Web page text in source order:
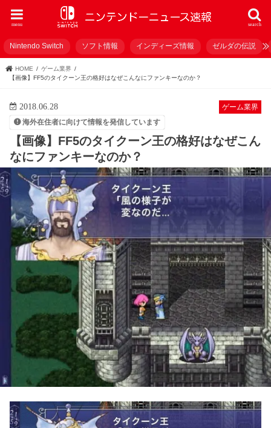
search
menu
Nintendo Switch ソフト情報 インディーズ情報 ゼルダの伝説
HOME
ゲーム業界
【画像】FF5のタイクーン王の格好はなぜこんなにファンキーなのか？
ゲーム業界
2018.06.28
海外在住者に向けて情報を発信しています
【画像】FF5のタイクーン王の格好はなぜこん
なにファンキーなのか？